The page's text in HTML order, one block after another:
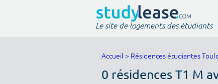
Le site de logements des étudiants
Accueil > Résidences étudiantes
0 résidences T1 M